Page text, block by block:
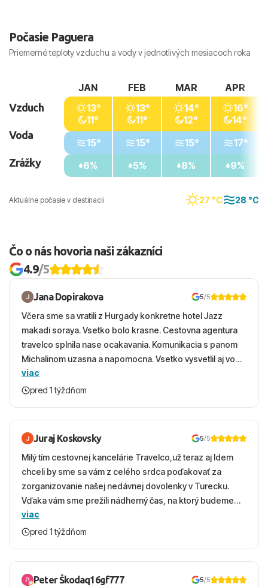
Počasie Paguera
Priemerné teploty vzduchu a vody v jednotlivých mesiacoch roka
Aktuálne počasie v destinacii 27 °C 28 °C
Vzduch
Voda
Zrážky
JAN
13°
11°
15°
6%
FEB
13°
11°
15°
5%
MAR
14°
12°
15°
8%
APR
16°
14°
17°
9%
Čo o nás hovoria naši zákazníci
4.9/5
Jana Dopirakova 5/5
Včera sme sa vratili z Hurgady konkretne hotel Jazz
makadi soraya. Vsetko bolo krasne. Cestovna agentura
travelco splnila nase ocakavania. Komunikacia s panom
Michalinom uzasna a napomocna. Vsetko vysvetlil aj vo
vecernych hodinach zaco sa ospravedlnujem. Hotel
krasny, cisty. Sluzby top. Strava, prostredie, more,
viac
pred 1 týždňom
Juraj Koskovsky 5/5
Milý tím cestovnej kancelárie Travelco,už teraz aj Idem
chceli by sme sa vám z celého srdca poďakovať za
zorganizovanie našej nedávnej dovolenky v Turecku.
Vďaka vám sme prežili nádherný čas, na ktorý budeme
ešte dlho s úsmevom spomínať. ​Všetko prebehlo
absolútne hladko – od prvotného výberu zájazdu, cez
bola to trefa do čierneho! ​Čo nás dostalo najviac: ​Skvelé
viac
pred 1 týždňom
Peter Škodaq16gf777 5/5